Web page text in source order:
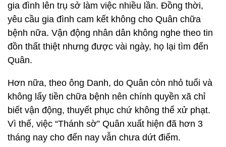
gia đình lên trụ sở làm việc nhiều lần. Đồng thời,
yêu cầu gia đình cam kết không cho Quân chữa
bệnh nữa. Vận động nhân dân không nghe theo tin
đồn thất thiệt nhưng được vài ngày, họ lại tìm đến
Quân.
Hơn nữa, theo ông Danh, do Quân còn nhỏ tuổi và
không lấy tiền chữa bệnh nên chính quyền xã chỉ
biết vận động, thuyết phục chứ không thể xử phạt.
Vì thế, việc “Thánh sờ” Quân xuất hiện đã hơn 3
tháng nay cho đến nay vẫn chưa dứt điểm.